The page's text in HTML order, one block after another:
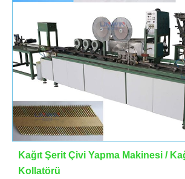
Kağıt Şerit Çivi Yapma Makinesi /
Kollatörü